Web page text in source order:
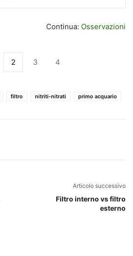
Continua: Osservazioni
2 3 4
filtro nitriti-nitrati primo acquario
Articolo successivo
Filtro interno vs filtro
esterno